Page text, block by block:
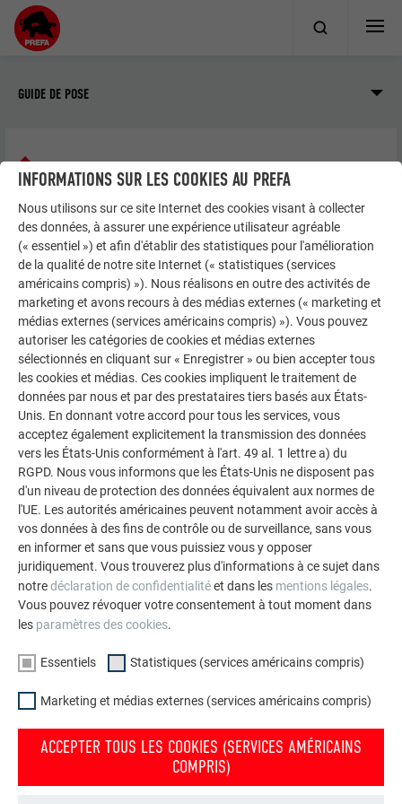
GUIDE DE POSE
Façade
Siding, Siding.X et Siding perforé
MATÉRIAU
Les produits PREFA Siding, Siding.X et Siding perforé sont
fabriqués en alliage d’aluminium selon la norme EN 485,
avec un revêtement de qualité appliqué par coil coating.
L’épaisseur du matériau est comprise entre 0,7 et 1,5 mm, en
fonction de la largeur utile.
RETOUR SUIVANT
DÉCOUVREZ LES NOMBREUX AVANTAGES DES PRODUITS PREFA
L’ENTREPRISE FAMILIALE | PREFA
À propos de nous
Durabilité
Presse
Conformité
NOUS VOUS OFFRONS NOTRE AIDE
Trouver un artisan près de
chez vous
Commander des prospectus
Contact
INFORMATIONS SUR LES COOKIES AU PREFA
Nous utilisons sur ce site Internet des cookies visant à collecter
des données, à assurer une expérience utilisateur agréable
(« essentiel ») et afin d'établir des statistiques pour l'amélioration
de la qualité de notre site Internet (« statistiques (services
américains compris) »). Nous réalisons en outre des activités de
marketing et avons recours à des médias externes (« marketing et
médias externes (services américains compris) »). Vous pouvez
autoriser les catégories de cookies et médias externes
sélectionnés en cliquant sur « Enregistrer » ou bien accepter tous
les cookies et médias. Ces cookies impliquent le traitement de
données par nous et par des prestataires tiers basés aux États-
Unis. En donnant votre accord pour tous les services, vous
acceptez également explicitement la transmission des données
vers les États-Unis conformément à l'art. 49 al. 1 lettre a) du
RGPD. Nous vous informons que les États-Unis ne disposent pas
d'un niveau de protection des données équivalent aux normes de
l'UE. Les autorités américaines peuvent notamment avoir accès à
vos données à des fins de contrôle ou de surveillance, sans vous
en informer et sans que vous puissiez vous y opposer
juridiquement. Vous trouverez plus d'informations à ce sujet dans
notredéclaration de confidentialitéet dans les mentions légales.
Vous pouvez révoquer votre consentement à tout moment dans
les paramètres des cookies.
Essentiels Statistiques (services américains compris)
Marketing et médias externes (services américains compris)
ACCEPTER TOUS LES COOKIES (SERVICES AMÉRICAINS
COMPRIS)